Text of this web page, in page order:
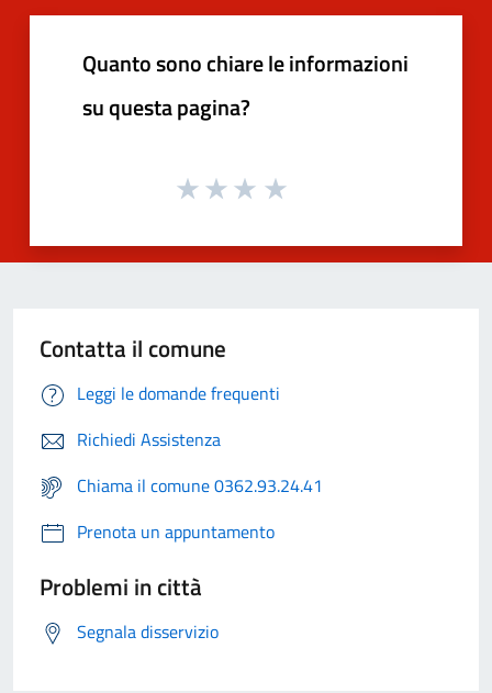
Quanto sono chiare le informazioni
su questa pagina?
Contatta il comune
Leggi le domande frequenti
Richiedi Assistenza
Chiama il comune 0362.93.24.41
Prenota un appuntamento
Problemi in città
Segnala disservizio